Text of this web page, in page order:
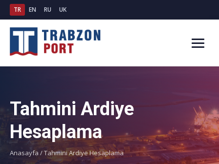
TR EN RU UK
Tahmini Ardiye
Hesaplama
Anasayfa /Tahmini Ardiye Hesaplama